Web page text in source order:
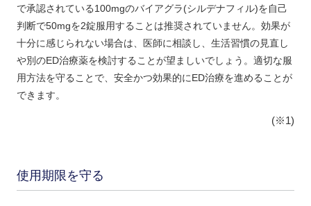
で承認されている100mgのバイアグラ(シルデナフィル)を自己
判断で50mgを2錠服用することは推奨されていません。効果が
十分に感じられない場合は、医師に相談し、生活習慣の見直し
や別のED治療薬を検討することが望ましいでしょう。適切な服
用方法を守ることで、安全かつ効果的にED治療を進めることが
できます。
(※1)
使用期限を守る